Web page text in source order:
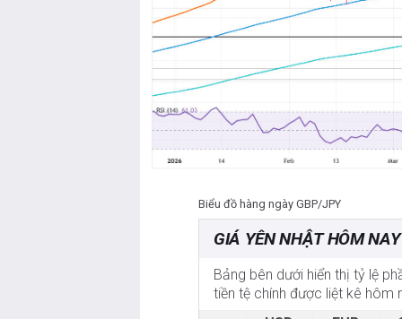
Biểu đồ hàng ngày GBP/JPY
GIÁ YÊN NHẬT HÔM NAY
Bảng bên dưới hiển thị tỷ lệ
tiền tệ chính được liệt kê hôm